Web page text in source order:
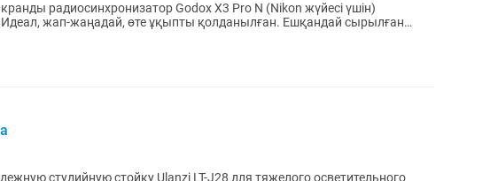
радиосинхронизатор Godox X3 Pro N (Nikon жүйесі үшін)
жап-жаңадай, өте ұқыпты қолданылған. Ешқандай сырылған
студийную стойку Ulanzi LT-J28 для тяжелого осветительного